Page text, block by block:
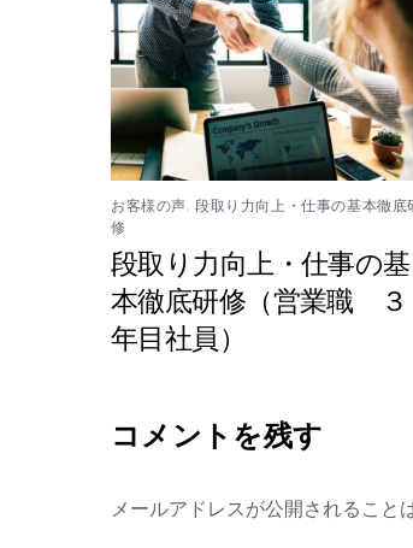
お客様の声,段取り力向上・仕事の基本徹底
修
段取り力向上・仕事の基
本徹底研修（営業職 ３
年目社員）
コメントを残す
メールアドレスが公開されること